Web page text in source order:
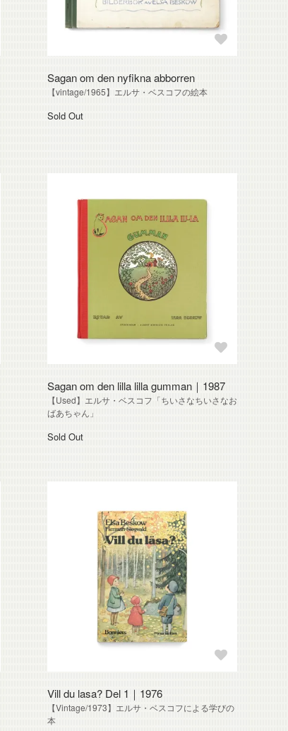
Sagan om den nyfikna abborren
【vintage/1965】エルサ・ベスコフの絵本
Sold Out
Sagan om den lilla lilla gumman｜1987
【Used】エルサ・ベスコフ「ちいさなちいさなお
ばあちゃん」
Sold Out
Vill du lasa? Del 1｜1976
【Vintage/1973】エルサ・ベスコフによる学びの
本